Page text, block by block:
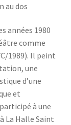
au dos
années 1980
comme
1989). Il peint
une
d’une
et
à une
La Halle Saint